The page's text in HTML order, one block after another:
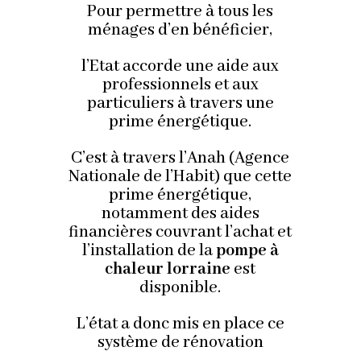
Pour permettre à tous les
ménages d’en bénéficier,
l’Etat accorde une aide aux
professionnels et aux
particuliers à travers une
prime énergétique.
C’est à travers l’Anah (Agence
Nationale de l’Habit) que cette
prime énergétique,
notamment des aides
financières couvrant l’achat et
l’installation de lapompe à
chaleur lorraine est
disponible.
L’état a donc mis en place ce
système de rénovation